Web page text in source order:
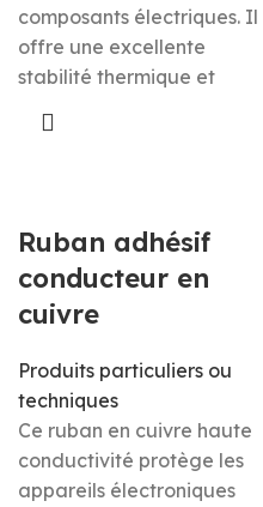
composants électriques. Il
offre une excellente
stabilité thermique et
Ruban adhésif
conducteur en
cuivre
Produits particuliers ou
techniques
Ce ruban en cuivre haute
conductivité protège les
appareils électroniques